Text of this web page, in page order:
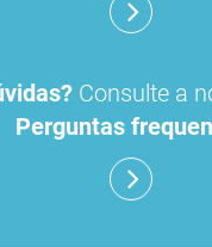
Consulte a
Perguntas